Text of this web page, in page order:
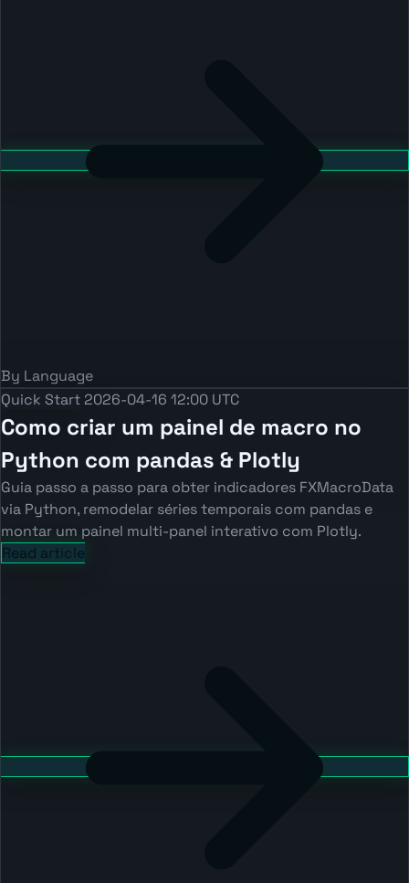
By Language
Quick Start 2026-04-16 12:00 UTC
Como criar um painel de macro no
Python com pandas & Plotly
Guia passo a passo para obter indicadores FXMacroData
via Python, remodelar séries temporais com pandas e
montar um painel multi-panel interativo com Plotly.
Read article